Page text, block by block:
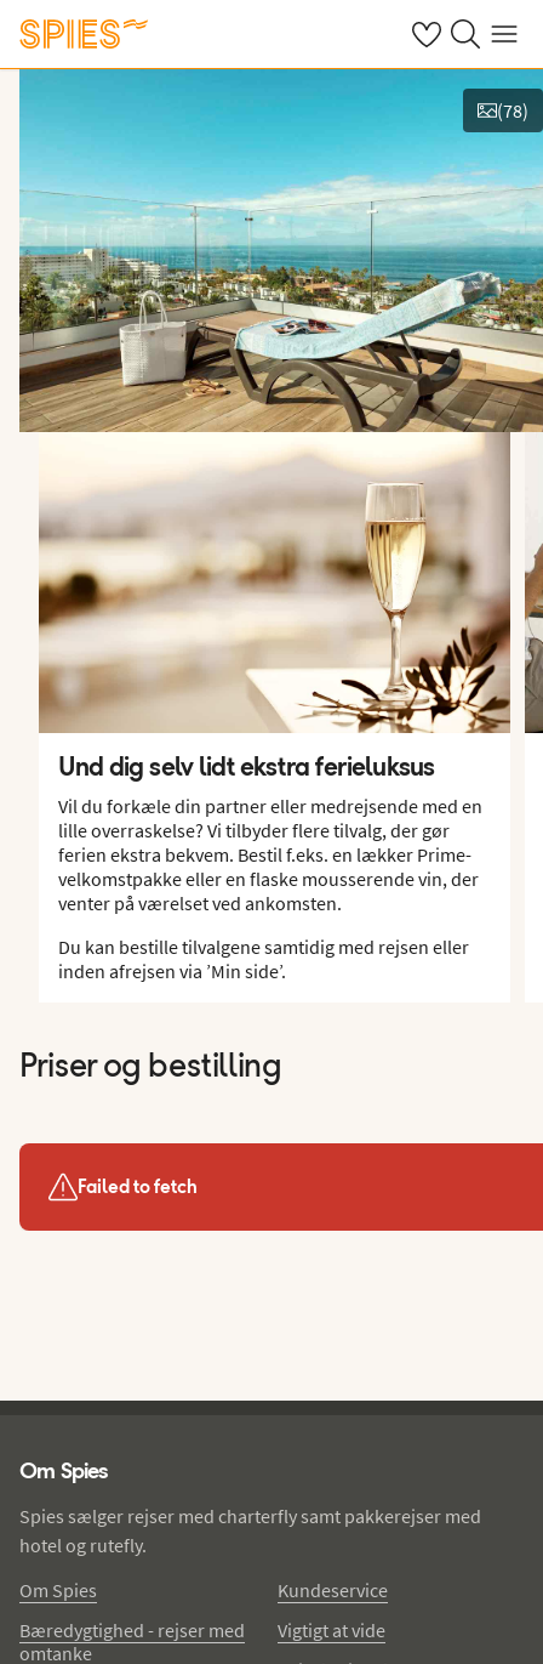
Se dine gemte
Søg påMenu
Vis film og billeder
(78)
Und dig selv lidt ekstra ferieluksus
Vil du forkæle din partner eller medrejsende med en
lille overraskelse? Vi tilbyder flere tilvalg, der gør
ferien ekstra bekvem. Bestil f.eks. en lækker Prime-
velkomstpakke eller en flaske mousserende vin, der
venter på værelset ved ankomsten.
Du kan bestille tilvalgene samtidig med rejsen eller
inden afrejsen via ’Min side’.
Priser og bestilling
Failed to fetch
Om Spies
Spies sælger rejser med charterfly samt pakkerejser med
hotel og rutefly.
Om Spies
Bæredygtighed - rejser med
omtanke
Kundeservice
Vigtigt at vide